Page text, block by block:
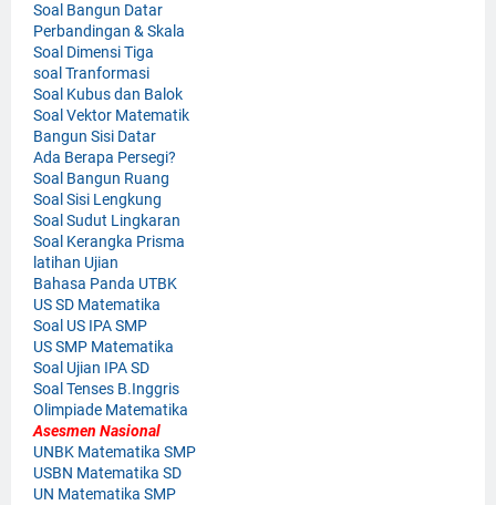
Soal Bangun Datar
Perbandingan & Skala
Soal Dimensi Tiga
soal Tranformasi
Soal Kubus dan Balok
Soal Vektor Matematik
Bangun Sisi Datar
Ada Berapa Persegi?
Soal Bangun Ruang
Soal Sisi Lengkung
Soal Sudut Lingkaran
Soal Kerangka Prisma
latihan Ujian
Bahasa Panda UTBK
US SD Matematika
Soal US IPA SMP
US SMP Matematika
Soal Ujian IPA SD
Soal Tenses B.Inggris
Olimpiade Matematika
Asesmen Nasional
UNBK Matematika SMP
USBN Matematika SD
UN Matematika SMP